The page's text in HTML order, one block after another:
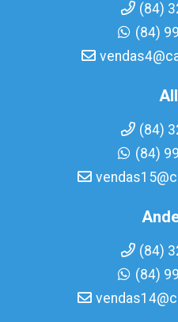
(84)
(84)
(84)
(84)
(84)
(84)